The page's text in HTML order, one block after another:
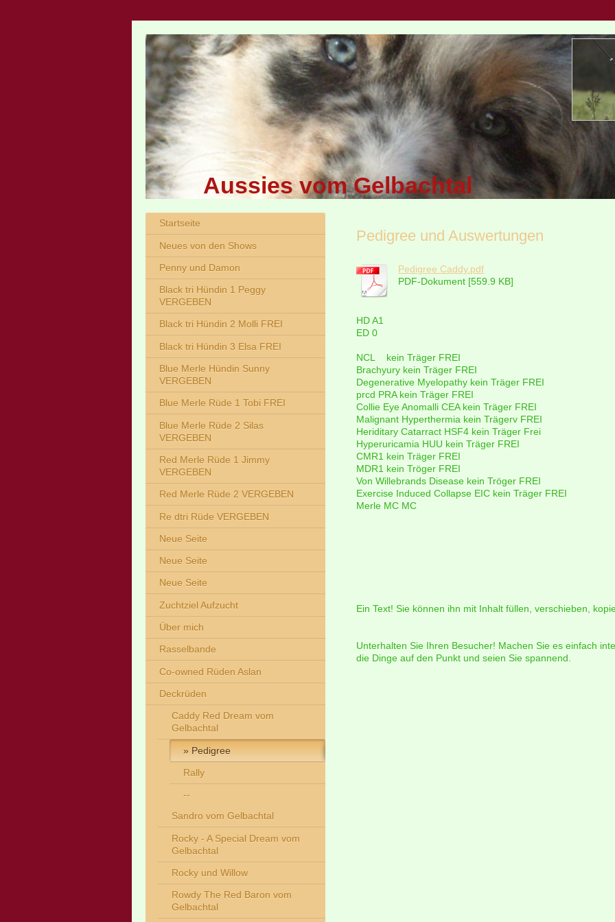
Aussies vom Gelbachtal
Pedigree und Auswertungen
Pedigree Caddy.pdf
PDF-Dokument [559.9 KB]
HD A1
ED 0
NCL kein Träger FREI
Brachyury kein Träger FREI
Degenerative Myelopathy kein Träger FREI
prcd PRA kein Träger FREI
Collie Eye Anomalli CEA kein Träger FREI
Malignant Hyperthermia kein Trägerv FREI
Heriditary Catarract HSF4 kein Träger Frei
Hyperuricamia HUU kein Träger FREI
CMR1 kein Träger FREI
MDR1 kein Tröger FREI
Von Willebrands Disease kein Tröger FREI
Exercise Induced Collapse EIC kein Träger FREI
Merle MC MC
Ein Text! Sie können ihn mit Inhalt füllen, verschieben,
Unterhalten Sie Ihren Besucher! Machen Sie es einfach
die Dinge auf den Punkt und seien Sie spannend.
Startseite
Neues von den Shows
Penny und Damon
Black tri Hündin 1 Peggy
VERGEBEN
Black tri Hündin 2 Molli FREI
Black tri Hündin 3 Elsa FREI
Blue Merle Hündin Sunny
VERGEBEN
Blue Merle Rüde 1 Tobi FREI
Blue Merle Rüde 2 Silas
VERGEBEN
Red Merle Rüde 1 Jimmy
VERGEBEN
Red Merle Rüde 2 VERGEBEN
Re dtri Rüde VERGEBEN
Neue Seite
Neue Seite
Neue Seite
Zuchtziel Aufzucht
Über mich
Rasselbande
Co-owned Rüden Aslan
Deckrüden
Caddy Red Dream vom
Gelbachtal
Pedigree
Rally
--
Sandro vom Gelbachtal
Rocky - A Special Dream vom
Gelbachtal
Rocky und Willow
Rowdy The Red Baron vom
Gelbachtal